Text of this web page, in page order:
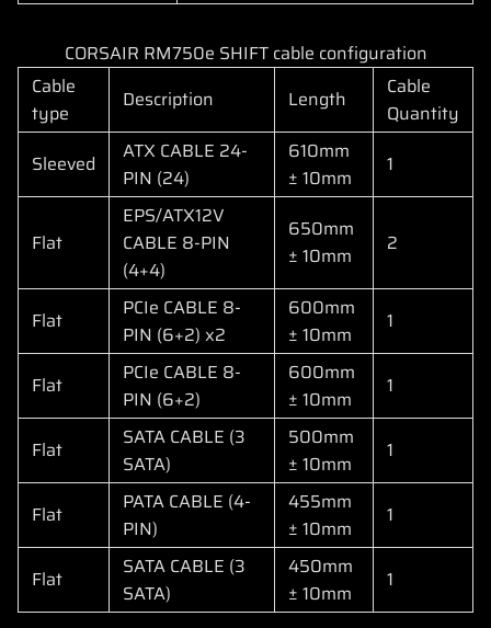
CORSAIR RM750e SHIFT cable configuration
Cable
type
Description Length
Cable
Quantity
Sleeved
ATX CABLE 24-
PIN (24)
610mm
± 10mm
1
Flat
EPS/ATX12V
CABLE 8-PIN
(4+4)
650mm
± 10mm
2
Flat
PCIe CABLE 8-
PIN (6+2) x2
600mm
± 10mm
1
Flat
PCIe CABLE 8-
PIN (6+2)
600mm
± 10mm
1
Flat
SATA CABLE (3
SATA)
500mm
± 10mm
1
Flat
PATA CABLE (4-
PIN)
455mm
± 10mm
1
Flat
SATA CABLE (3
SATA)
450mm
± 10mm
1